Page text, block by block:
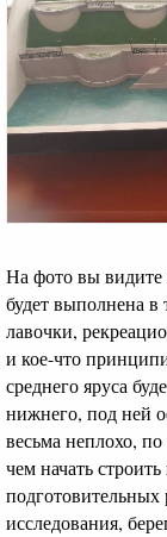
На фото вы видите
будет выполнена в
лавочки,
и кое-что
среднего яруса
нижнего, под ней
весьма неплохо,
чем начать
подготовительных
исследования,